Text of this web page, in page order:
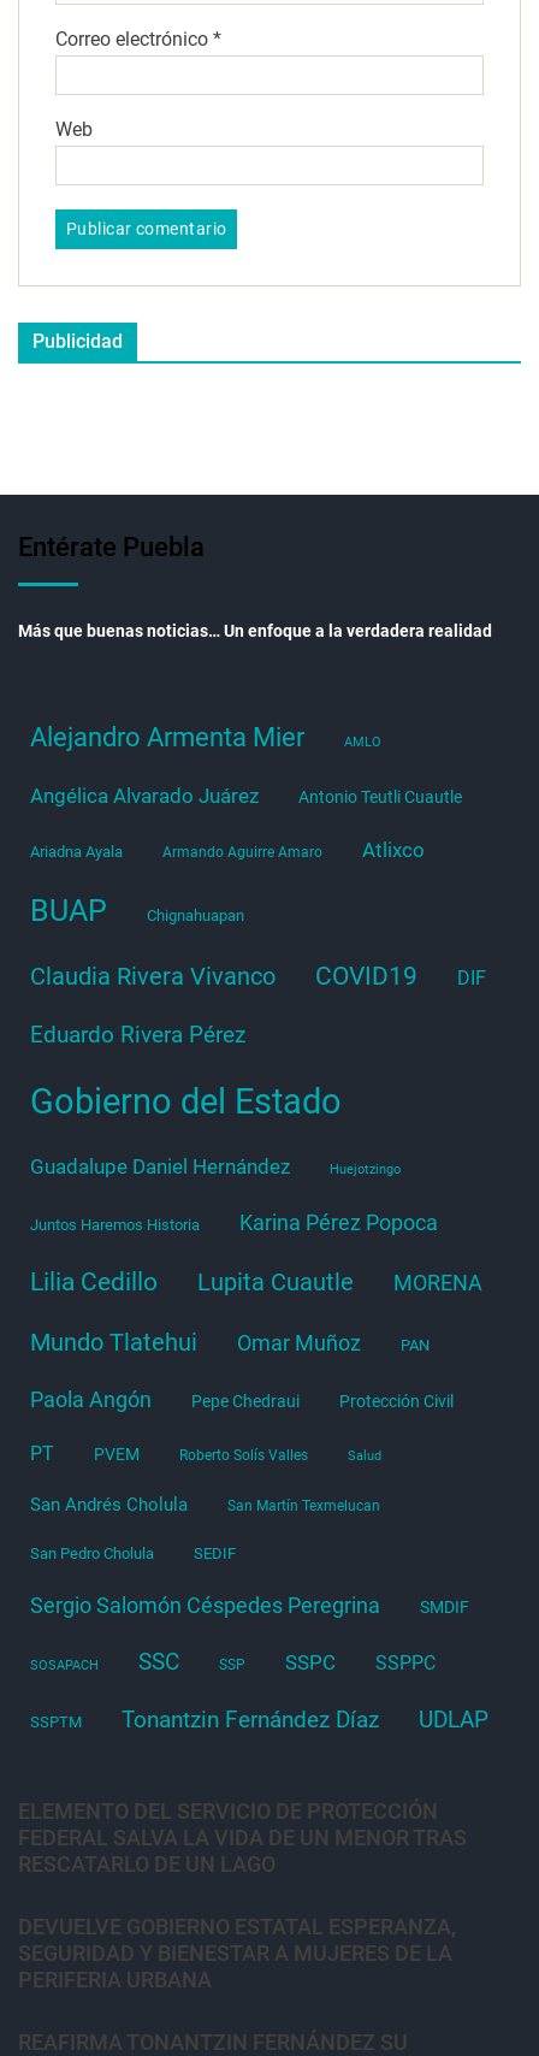
Correo electrónico *
Web
Publicidad
Entérate Puebla
Más que buenas noticias… Un enfoque a la verdadera realidad
Alejandro Armenta Mier AMLO
Angélica Alvarado Juárez Antonio Teutli Cuautle
Ariadna Ayala Armando Aguirre Amaro Atlixco
BUAP Chignahuapan
Claudia Rivera Vivanco COVID19 DIF
Eduardo Rivera Pérez
Gobierno del Estado
Guadalupe Daniel Hernández Huejotzingo
Juntos Haremos Historia Karina Pérez Popoca
Lilia Cedillo Lupita Cuautle MORENA
Mundo Tlatehui Omar Muñoz PAN
Paola Angón Pepe Chedraui Protección Civil
PT PVEM Roberto Solís Valles Salud
San Andrés Cholula San Martín Texmelucan
San Pedro Cholula SEDIF
Sergio Salomón Céspedes Peregrina SMDIF
SOSAPACH SSC SSP SSPC SSPPC
SSPTM Tonantzin Fernández Díaz UDLAP
ELEMENTO DEL SERVICIO DE PROTECCIÓN
FEDERAL SALVA LA VIDA DE UN MENOR TRAS
RESCATARLO DE UN LAGO
DEVUELVE GOBIERNO ESTATAL ESPERANZA,
SEGURIDAD Y BIENESTAR A MUJERES DE LA
PERIFERIA URBANA
REAFIRMA TONANTZIN FERNÁNDEZ SU